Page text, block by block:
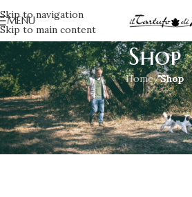
Skip to navigation
Skip to main content
MENU
Shop
Home/Shop